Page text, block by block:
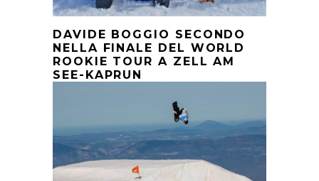
DAVIDE BOGGIO SECONDO
NELLA FINALE DEL WORLD
ROOKIE TOUR A ZELL AM
SEE-KAPRUN